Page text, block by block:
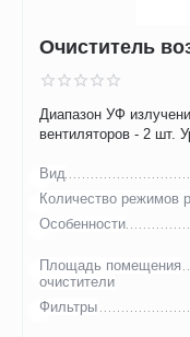
Очиститель
Диапазон УФ
вентиляторов - 2 шт.
Вид
Количество режимов
Особенности
Площадь помещения
очистители
Фильтры